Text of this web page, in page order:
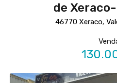
de
46770 Xeraco,